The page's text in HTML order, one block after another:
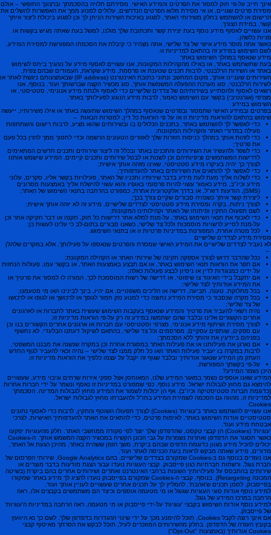
אינך חייב על-פי חוק למסור את הפרטים והמידע האישי. מסירתם תלויה בהסכמתך וברצונך החופשי – אולם
מסירת פרטים שגויים, או אי מסירת מלוא הפרטים הנדרשים, עלולים למנוע ממך את האפשרות להשלים את
הרישום או להשתמש בחלק משירותי האתר, לפגוע באיכות השירות הניתן לך וכן לפגוע ביכולת ליצור איתך
קשר, במידת הצורך.
אנו עשויים לאסוף מידע נוסף בעת יצירת קשר ותכתובת שלך מולנו, למשל בעת שאתה מגיש בקשות או
פניות כלשהן.
כאשר אתה מוסר מידע אישי של צד שלישי, אתה מצהיר כי קיבלת את הסכמתו המפורשת למסירת המידע,
לשם השימוש במידע זה בהתאם למדיניות זו.
מידע שנאסף במהלך השימוש באתר
בעת שתשתמש באתר, או באילו מהקהילות המקוונות, אנו עשויים לאסוף מידע על נוהגיך ביחס לשימוש
באתר או השירות הרלבנטי, לרבות תכנים שטענת או פרסמת, מידע שקראת, העמודים שבהם צפית,
השירותים שעניינו אותך, מקום המחשב ונתוני כתובת האינטרנט (IP address) שבאמצעותם ניגשת לאתר או
לשירות הרלבנטי, סוג מערכת ההפעלה המשמשת אותך, סוג מכשיר הקצה שברשותך ועוד. בנוסף, אנו
רשאים לאסוף ולהסתייע בשירותיהם של צדדים שלישיים כדי לאסוף ולנתח מידע אנונימי, סטטיסטי, או
מצרפי (אגרגטיבי) בקשר עם השימוש כאמור, לרבות מידע הנוגע לפעילותך באתר.
השימוש במידע
בפרטים ובמידע האישי שתמסור ובפרטים שנאסוף במהלך השימוש שתעשה באתר או אילו משירותיו, ייעשה
שימוש בהתאם להוראות מדיניות זו או על פי הוראות כל דין, למטרות הבאות –
כדי לאפשר לך להשתמש באתר, בתכנים הכלולים בו ובשירותים שהוא מציע, לרבות רישום והשתתפות
פעילה במדורי האתר והקהילות המקוונות;
כדי לזהות אותך במהלך כניסות חוזרות שלך לאזורים הטעונים הרשמה וכדי לחסוך ממך להזין בכל פעם
את פרטיך;
כדי לשפר ולהעשיר את השירותים והתכנים באתר ובכלל זה ליצור שירותים ותכנים חדשים המתאימים
לדרישות המשתמשים וציפיותיהם וכן לשנות או לבטל שירותים ותכנים קיימים. המידע שישמש אותנו
לצורך כך יהיה בעיקרו מידע סטטיסטי, שאינו מזהה אותך אישית;
כדי לאפשר לך להתאים את השירותים באתר להעדפותיך;
כדי לשלוח אליך מעת לעת מידע בדבר שירותיו ותכניו של האתר, פעילויות בקשר אליו, סקרים, עלוני
מידע וכיו"ב. מידע כאמור עשוי להיות פרסומי באופיו והוא עשוי להישלח אליך באמצעות מסרונים
(SMS), הודעות דוא"ל, או בדרך אלקטרונית אחרת, כמפורט בהרחבה בתנאי השימוש של האתר;
ליצירת קשר איתך כשנהיה סבורים שקיים צורך בכך;
לצורך ניתוח, בקרה ומסירת מידע סטטיסטי לצדדים שלישיים. מידע זה לא יזהה אותך אישית;
לשם תפעולו התקין ופיתוחו של האתר וקהילותינו המקוונות;
כדי לאכוף את תנאי השימוש באתר, על-מנת למלא אחר דרישות כל חוק, תקנה או דבר חקיקה אחר וכן
על-מנת לסייע לרשויות מוסמכות ולכל צד שלישי, כשאנו סבורים בתום-לב כי עלינו לעשות כן;
לכל מטרה אחרת, המפורטת במדיניות פרטיות זו או בתנאי השימוש.
מסירת מידע לצדדים שלישיים
לא נעביר לצדדים שלישיים את המידע האישי שמסרת והפרטים שנאספו על פעילותך, אלא במקרים שלהלן
–
ככל שהדבר דרוש לצורך אספקה תקינה של שירותי האתר או הקהילה המקוונת;
אם תפר את הוראות תנאי השימוש באתר, או אם תבצע באמצעות האתר, או בקשר עמו, פעולות הנחזות
על ידינו כמנוגדות לדין או ניסיון לבצע פעולות כאלה;
אם יתקבל בידי האיגוד צו שיפוטי, או דרישה של רשות המוסמכת לכך, המורה לו למסור את פרטיך או
את המידע אודותיך לצד שלישי;
בכל מחלוקת, טענה, תביעה, דרישה או הליכים משפטיים, אם יהיו, בינך לבינינו ו/או מי מטעמנו;
בכל מקרה שנסבור כי מסירת המידע נחוצה כדי למנוע נזק חמור לגופך או לרכושך או לגופו או לרכושו
של צד שלישי;
נהיה רשאי להעביר את פרטיך והמידע שנאסף בעקבות השימוש שעשית באתר לחברות או לארגונים
אחרים הקשורים אלינו ובלבד שהם ישתמשו במידע זה רק על-פי הוראות מדיניות זו;
לצורך מסירת ושיתוף מידע אנונימי, מצרפי וסטטיסטי עם חברות או ארגונים אחרים הקשורים בנו וכן
עם ספקים, שותפים עסקיים, מפרסמים וכל צד שלישי, בהתאם לשיקול דעתנו הבלעדי. לא נחשוף
בפניהם ביודעין את זהותך ללא הסכמתך;
אם נארגן את פעילותנו או את פעילות האתר במסגרת אחרת וכן במקרה שנשנה את מבננו המשפטי,
לרבות במקרה בו יעביר פעילות האתר ו/או כל חלק ממנו לצד שלישי – נהיה זכאי להעביר לגוף החדש
העתק מן המידע שנאגר אודותיך ובלבד שגוף זה יקבל על עצמו כלפיך את הוראות מדיניות זו;
על-פי בקשתך המפורשת.
היכן נשמר המידע?
המידע שאנו אוספים נשמר במאגר המידע שלנו, המאוחסן אצל ספקי אירוח שרתים וגיבוי מידע, שעשויים
להימצא גם מחוץ לגבולות ישראל. מידע נוסף, כפי שמפורט במדיניות זו נאסף ונשמר על ידי חברות אחרות
(כדוגמת חברות סטטיסטיקה וכיו"ב). אף הן יכולות לשמור את המידע מחוץ לגבולות המדינה. הסכמתך
למדיניות זו, מהווה גם הסכמה לשמירת המידע בחו"ל ולהעברתו מחוץ לגבולות ישראל.
Cookies
אנו עשוייפ להשתמש באתר ב'עוגיות' (Cookies) לצורך תפעולו השוטף והתקין, לרבות כדי לאסוף נתונים
סטטיסטיים אודות השימוש באתר, לאימות פרטים, כדי להתאים את האתר להעדפותיך האישיות, לצרכי
אבטחת מידע ועוד.
'עוגיות' (Cookies) הן קבצי טקסט, שהדפדפן שלך יוצר לפי פקודה ממחשבי האתר. חלק מהעוגיות יפקעו
כאשר תסגור את הדפדפן ואחרות נשמרות על גבי הכונן הקשיח במכשיר הקצה המשמש אותך. ה-Cookies
יכולים להכיל מידע מגוון כדוגמת הדפים שבהם ביקרת, משך הזמן ששהית באתר, מהיכן הגעת אל האתר,
מדורים, מידע שאתה מבקש לראות בעת הכניסה לאתר ועוד.
אנו נעזרים בנוסף גם ב-Cookies שמקורם בצדדים שלישיים, בהם Google Analytics, שירותי הפרסום של
חברת גוגל, ורשתות חברתיות כגון פייסבוק. קבצי העוגיות נועדו עבור הצגת מודעות בדבר מוצרים או
שירותים בהתבסס על פעילויותיך השונות ברחבי האינטרנט ואתרים ושירותים אחרים בהם ביקרת (בשיטה
המכונה Retargeting). בנוסף, קבצי ה-Cookies שמקורם בפייסבוק נועדו להציג לך מידע באתר שמקורו
בפייסבוק, לסמן תכנים ש'אהבת', להמליץ לך על תכנים אחרים שעשויים לעניין אותך ועוד.
למידע נוסף אודות סוגי העוגיות שגוגל או מי מטעמה אוספים וכיצד הם משתמשים בקבצים אלו, ראה
הרחבה במרכז המידע של גוגל.
למידע נוסף אודות השימוש בקבצי 'עוגיות' על-ידי פייסבוק או מי מטעמה, ראה הרחבה במדיניות ה'עוגיות'
של פייסבוק.
אם אינך רוצה לקבל Cookies, תוכל להימנע מכך על ידי שינוי ההגדרות בדפדפן שלך. לשם כך נא היוועץ
בקובץ העזרה של הדפדפן. בחלק מהשירותים המוזכרים לעיל, תוכל לבקש את הסרתך מאיסוף קבצי
Cookies אודותיך (באמצעות "Opt-Out")